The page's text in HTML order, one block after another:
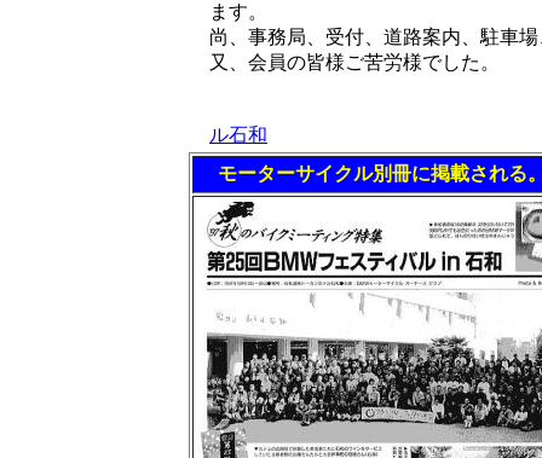
ます。
尚、事務局、受付、道路案内、駐車
又、会員の皆様ご苦労様でした。
ル石和
モーターサイクル別冊に掲載される